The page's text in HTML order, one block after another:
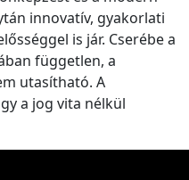
innovatív, gyakorlati
is jár. Cserébe a
független, a
utasítható. A
a jog vita nélkül